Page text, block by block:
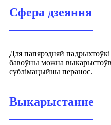
Сфера дзеяння
Для папярэдняй падрыхтоўкі
бавоўны можна
сублімацыйны перанос.
Выкарыстанне